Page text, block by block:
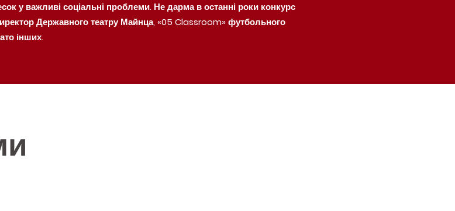
у важливі соціальні проблеми. Не дарма в останні роки конкурс
Державного театру Майнца, «05 Classroom» футбольного
інших.